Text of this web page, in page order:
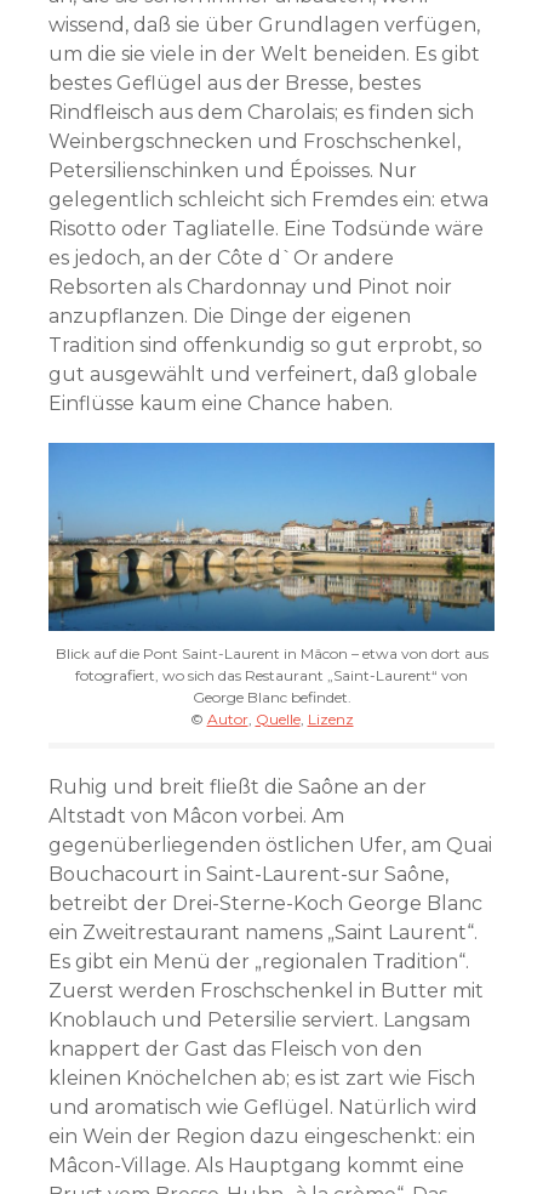
wissend, daß sie über Grundlagen verfügen,
um die sie viele in der Welt beneiden. Es gibt
bestes Geflügel aus der Bresse, bestes
Rindfleisch aus dem Charolais; es finden sich
Weinbergschnecken und Froschschenkel,
Petersilienschinken und Époisses. Nur
gelegentlich schleicht sich Fremdes ein: etwa
Risotto oder Tagliatelle. Eine Todsünde wäre
es jedoch, an der Côte d`Or andere
Rebsorten als Chardonnay und Pinot noir
anzupflanzen. Die Dinge der eigenen
Tradition sind offenkundig so gut erprobt, so
gut ausgewählt und verfeinert, daß globale
Einflüsse kaum eine Chance haben.
Blick auf die Pont Saint-Laurent in Mâcon – etwa von dort aus
fotografiert, wo sich das Restaurant „Saint-Laurent“ von
George Blanc befindet.
© Autor, Quelle, Lizenz
Ruhig und breit fließt die Saône an der
Altstadt von Mâcon vorbei. Am
gegenüberliegenden östlichen Ufer, am Quai
Bouchacourt in Saint-Laurent-sur Saône,
betreibt der Drei-Sterne-Koch George Blanc
ein Zweitrestaurant namens „Saint Laurent“.
Es gibt ein Menü der „regionalen Tradition“.
Zuerst werden Froschschenkel in Butter mit
Knoblauch und Petersilie serviert. Langsam
knappert der Gast das Fleisch von den
kleinen Knöchelchen ab; es ist zart wie Fisch
und aromatisch wie Geflügel. Natürlich wird
ein Wein der Region dazu eingeschenkt: ein
Mâcon-Village. Als Hauptgang kommt eine